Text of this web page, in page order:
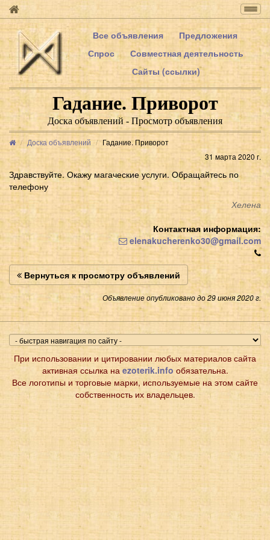
Все объявления
Предложения
Спрос
Совместная деятельность
Сайты (ссылки)
Гадание. Приворот
Доска объявлений - Просмотр объявления
Доска объявлений
Гадание. Приворот
31 марта 2020 г.
Здравствуйте. Окажу магаческие услуги. Обращайтесь по
телефону
Хелена
Контактная информация:
elenakucherenko30@gmail.com
Вернуться к просмотру объявлений
Объявление опубликовано до 29 июня 2020 г.
При использовании и цитировании любых материалов сайта
активная ссылка на ezoterik.info обязательна.
Все логотипы и торговые марки, используемые на этом сайте
собственность их владельцев.